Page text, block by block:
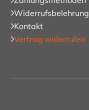
Widerrufsbelehrung
Kontakt
Vertrag widerrufen